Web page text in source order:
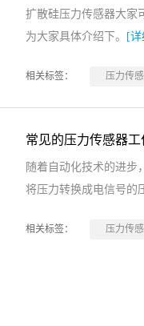
扩散硅压力传感器大家
为大家具体介绍下。
[详
相关标签： 压力传
常见的压力传感器
随着自动化技术的进步
将压力转换成电信号的
相关标签： 压力传